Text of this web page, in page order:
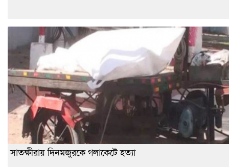
সাতক্ষীরায় দিনমজুরকে গলাকেটে হত্যা